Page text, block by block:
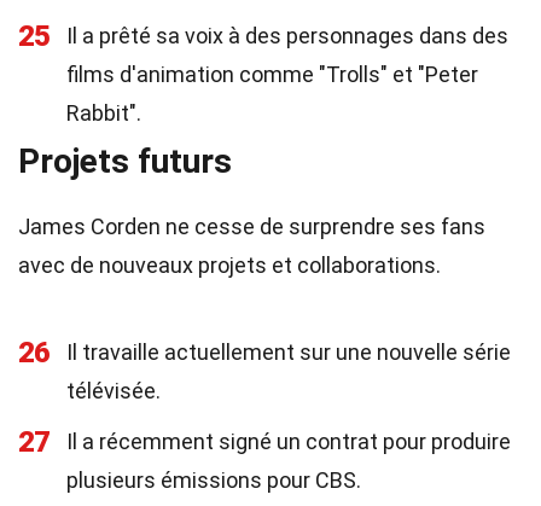
25
Il a prêté sa voix à des personnages dans des
films d'animation comme "Trolls" et "Peter
Rabbit".
Projets futurs
James Corden ne cesse de surprendre ses fans
avec de nouveaux projets et collaborations.
26
Il travaille actuellement sur une nouvelle série
télévisée.
27
Il a récemment signé un contrat pour produire
plusieurs émissions pour CBS.